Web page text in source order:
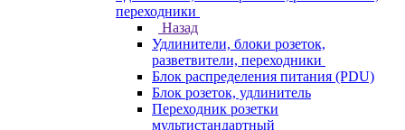
переходники
Назад
Удлинители, блоки розеток,
разветвители, переходники
Блок распределения питания (PDU)
Блок розеток, удлинитель
Переходник розетки
мультистандартный